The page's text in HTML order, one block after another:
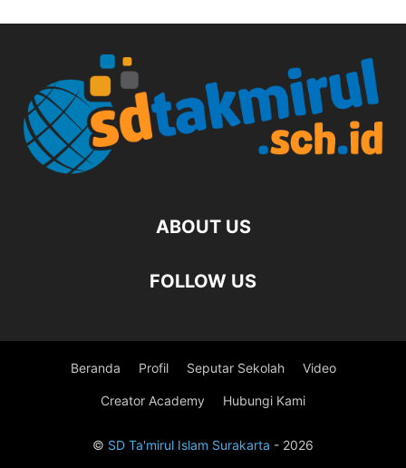
ABOUT US
FOLLOW US
Beranda Profil Seputar Sekolah Video
Creator Academy Hubungi Kami
© SD Ta'mirul Islam Surakarta - 2026